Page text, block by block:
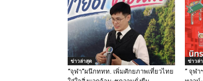
ข่าวล่าสุด
“จุฬา”ผนึกททท. เพิ่มศักยภาพเที่ยวไทย
ข่าวล่
” จุฬา